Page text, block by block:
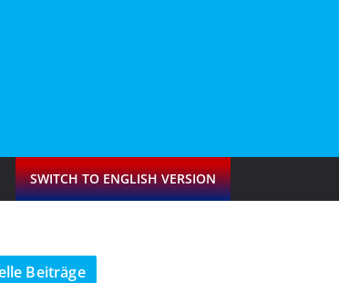
SWITCH TO ENGLISH VERSION
Beiträge